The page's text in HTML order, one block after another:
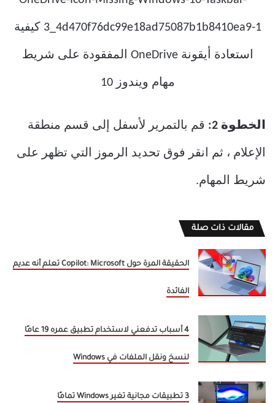
الخطوة 2: قم بالتمرير لأسفل إلى قسم منطقة
الإعلام ، ثم انقر فوق تحديد الرموز التي تظهر على
شريط المهام.
مقالات ذات صلة
الحقيقة المرة حول Copilot: Microsoft تعلم أنه عديم
الفائدة
4 أسباب تدفعني لاستخدام تطبيق عمره 19 عامًا
لنسخ ونقل الملفات في Windows
3 تطبيقات مجانية تغير Windows تمامًا